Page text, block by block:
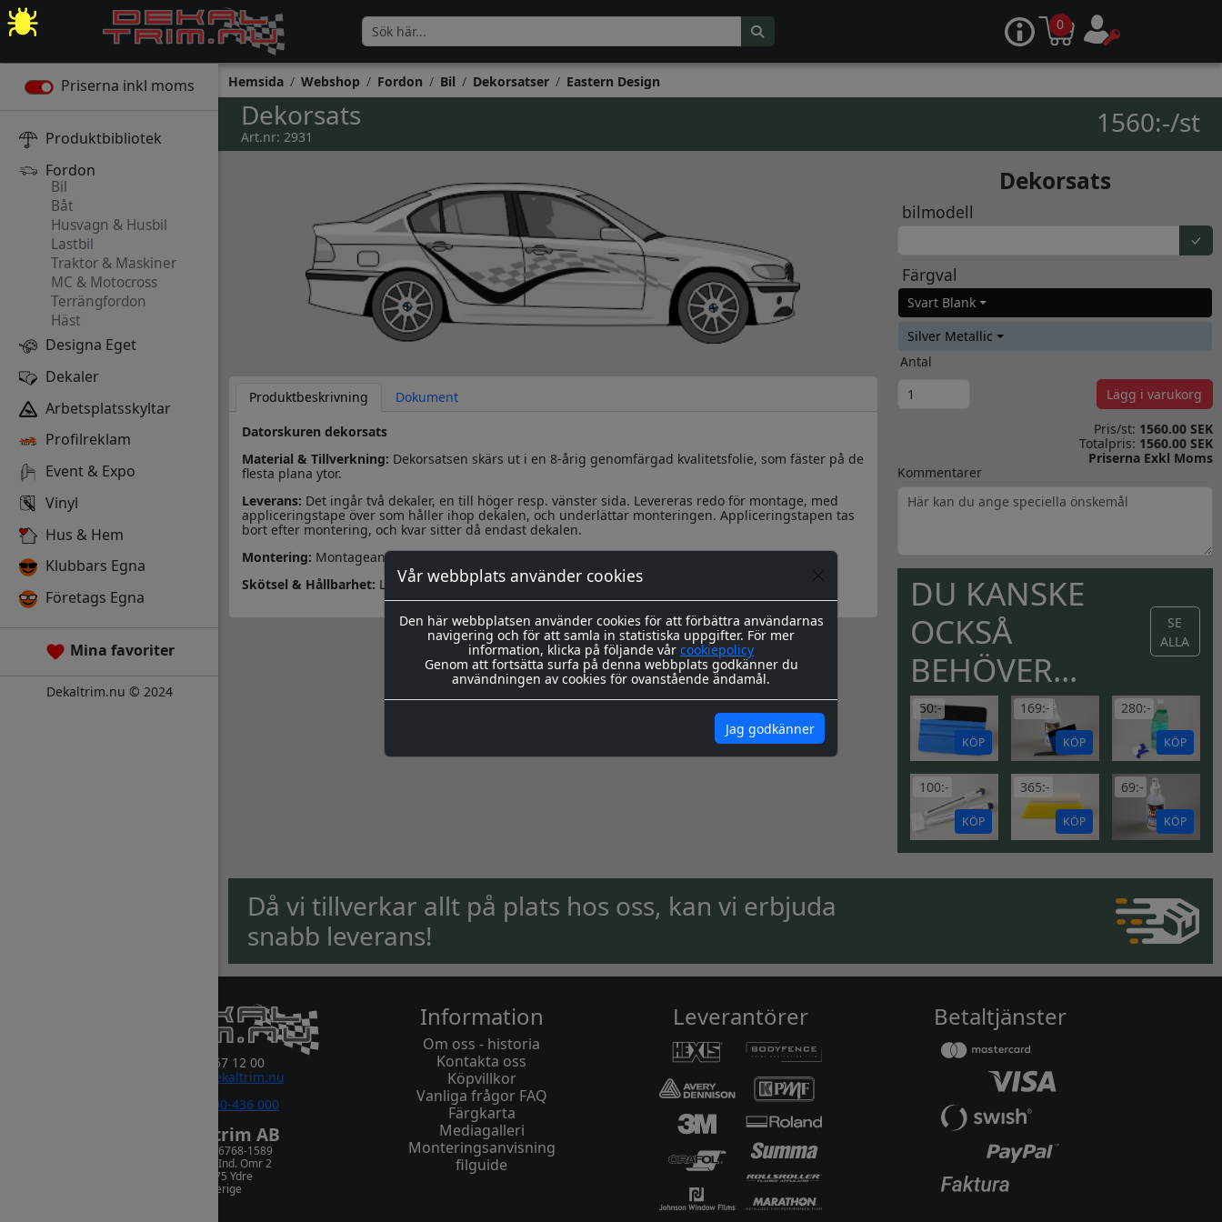
Vår webbplats använder cookies
Den här webbplatsen använder cookies för att förbättra användarnas
navigering och för att samla in statistiska uppgifter. För mer
information, klicka på följande vår cookiepolicy
Genom att fortsätta surfa på denna webbplats godkänner du
användningen av cookies för ovanstående ändamål.
Jag godkänner
0
Priserna inkl moms
Produktbibliotek
Fordon
Bil
Båt
Husvagn & Husbil
Lastbil
Traktor & Maskiner
MC & Motocross
Terrängfordon
Häst
Designa Eget
Dekaler
Arbetsplatsskyltar
Profilreklam
Event & Expo
Vinyl
Hus & Hem
Klubbars Egna
Företags Egna
Mina favoriter
Dekaltrim.nu © 2024
Hemsida Webshop Fordon Bil Dekorsatser Eastern Design
Dekorsats
Art.nr: 2931 1560:-/st
Produktbeskrivning
Dokument
Datorskuren dekorsats
Material & Tillverkning: Dekorsatsen skärs ut i en 8-årig genomfärgad kvalitetsfolie, som fäster på de
flesta plana ytor.
Leverans: Det ingår två dekaler, en till höger resp. vänster sida. Levereras redo för montage, med
appliceringstape över som håller ihop dekalen, och underlättar monteringen. Appliceringstapen tas
bort efter montering, och kvar sitter då endast dekalen.
Montering: Montageanvisning hittar du
Skötsel & Hållbarhet: Läs igenom våra instrukioner före och efter montage
Dekorsats
bilmodell
Färgval
Svart Blank
Silver Metallic
Antal
Lägg i varukorg
Pris/st: 1560.00 SEK
Totalpris: 1560.00 SEK
Priserna Exkl Moms
Kommentarer
DU KANSKE
OCKSÅ
BEHÖVER...
SE
ALLA
50:-
KÖP
169:-
KÖP
280:-
KÖP
100:-
KÖP
365:-
KÖP
69:-
KÖP
Då vi tillverkar allt på plats hos oss, kan vi erbjuda
snabb leverans!
0381-67 12 00
order@dekaltrim.nu
0700-436 000
Dekaltrim AB
Orgnr. 556768-1589
Rydsnäs Ind. Omr 2
573 75 Ydre
Sverige
Information
Om oss - historia
Kontakta oss
Köpvillkor
Vanliga frågor FAQ
Färgkarta
Mediagalleri
Monteringsanvisning
filguide
Leverantörer Betaltjänster